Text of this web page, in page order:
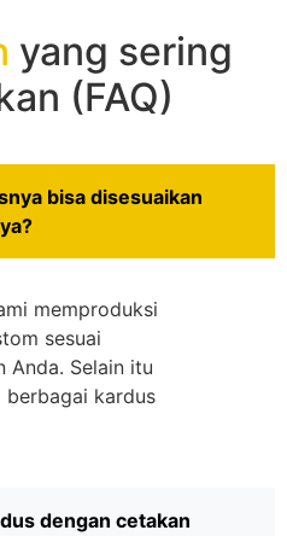
yang sering
(FAQ)
bisa disesuaikan
memproduksi
sesuai
Anda. Selain itu
berbagai kardus
dengan cetakan